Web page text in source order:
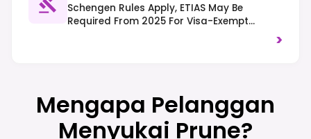
Schengen Rules Apply, ETIAS May Be
Required From 2025 For Visa-Exempt
Travelers. Drive On The Right-Hand Side Of>
Mengapa Pelanggan
Menyukai Prune?